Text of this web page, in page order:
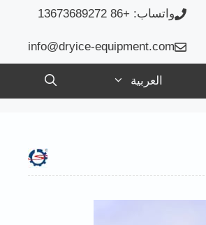
واتساب: +86 13673689272
info@dryice-equipment.com
العربية